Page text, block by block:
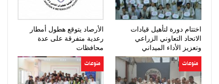
اختتام دورة لتأهيل قيادات
الاتحاد التعاوني الزراعي
وتعزيز الأداء الميداني
الأرصاد يتوقع هطول أمطار
رعدية متفرقة على عدة
محافظات
منوعات منوعات